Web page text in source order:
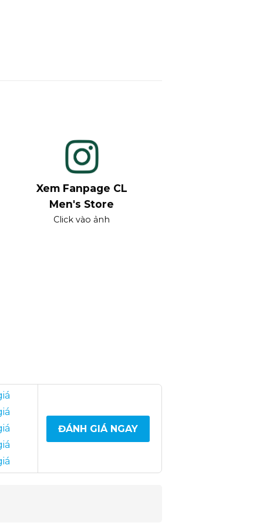
Xem Fanpage CL
Men's Store
Click vào ảnh
ĐÁNH GIÁ NGAY